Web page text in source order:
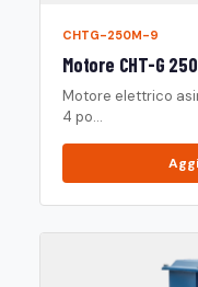
CHTG-250M-9
Motore CHT-G
Motore elettrico
4 po...